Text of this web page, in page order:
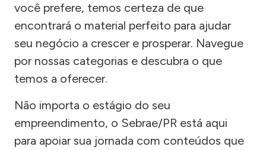
você prefere, temos certeza de que
encontrará o material perfeito para ajudar
seu negócio a crescer e prosperar. Navegue
por nossas categorias e descubra o que
temos a oferecer.
Não importa o estágio do seu
empreendimento, o Sebrae/PR está aqui
para apoiar sua jornada com conteúdos que